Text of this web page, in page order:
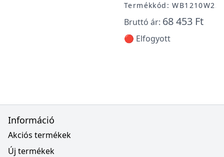
Termékkód:
Bruttó ár: 68 453 Ft
🔴 Elfogyott
Információ
Akciós termékek
Új termékek